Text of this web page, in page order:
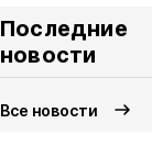
Последние
новости
Все новости